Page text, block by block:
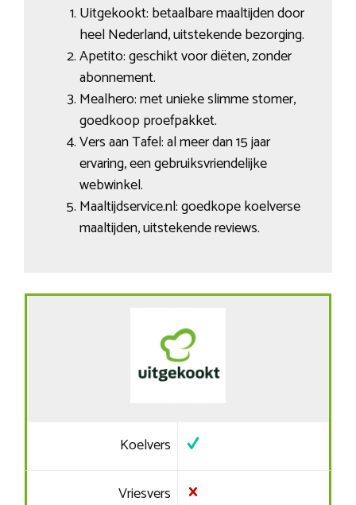
Uitgekookt: betaalbare maaltijden door
heel Nederland, uitstekende bezorging.
Apetito: geschikt voor diëten, zonder
abonnement.
Mealhero: met unieke slimme stomer,
goedkoop proefpakket.
Vers aan Tafel: al meer dan 15 jaar
ervaring, een gebruiksvriendelijke
webwinkel.
Maaltijdservice.nl: goedkope koelverse
maaltijden, uitstekende reviews.
Koelvers
Vriesvers